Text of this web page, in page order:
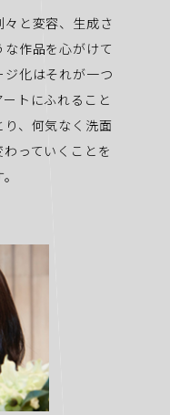
と変容、生成さ
作品を心がけて
ジ化はそれが一つ
トにふれること
り、何気なく洗面
っていくことを